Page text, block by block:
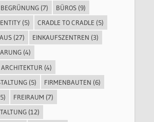
BEGRÜNUNG (7) BÜROS (9)
(5) CRADLE TO CRADLE (5)
(27) EINKAUFSZENTREN (3)
(4)
(4)
(5) FIRMENBAUTEN (6)
FREIRAUM (7)
(12)